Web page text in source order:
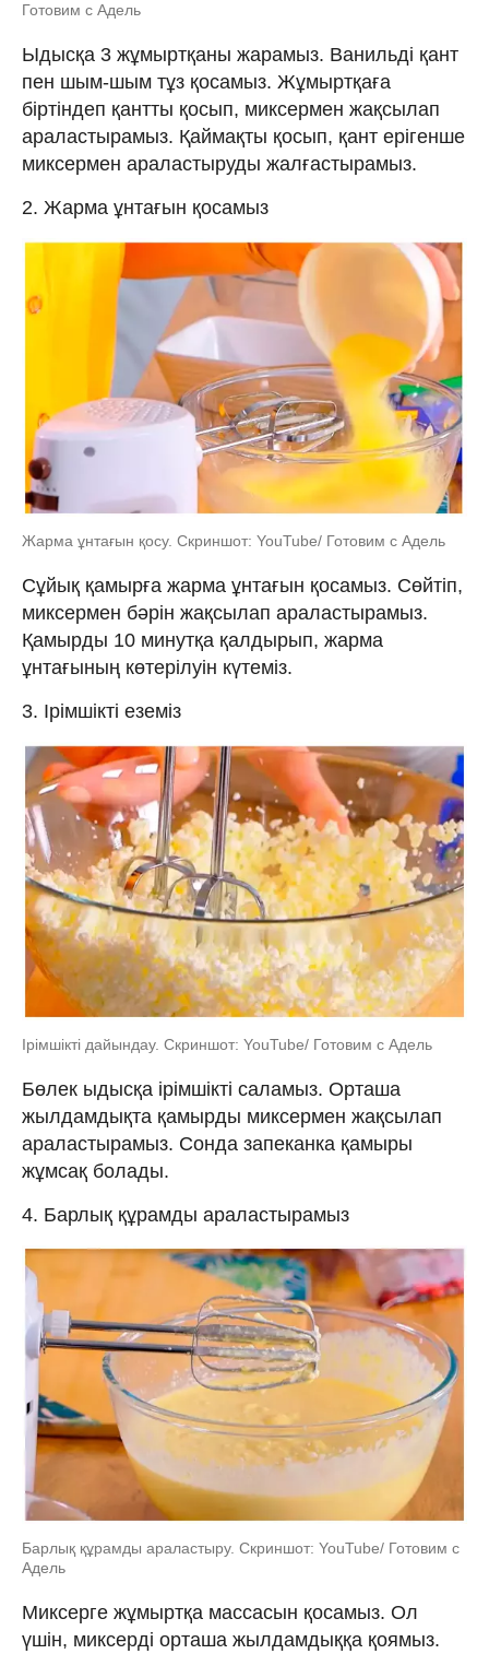
Готовим с Адель
Ыдысқа 3 жұмыртқаны жарамыз. Ванильді қант
пен шым-шым тұз қосамыз. Жұмыртқаға
біртіндеп қантты қосып, миксермен жақсылап
араластырамыз. Қаймақты қосып, қант ерігенше
миксермен араластыруды жалғастырамыз.
2. Жарма ұнтағын қосамыз
Жарма ұнтағын қосу. Скриншот: YouTube/ Готовим с Адель
Сұйық қамырға жарма ұнтағын қосамыз. Сөйтіп,
миксермен бәрін жақсылап араластырамыз.
Қамырды 10 минутқа қалдырып, жарма
ұнтағының көтерілуін күтеміз.
3. Ірімшікті еземіз
Ірімшікті дайындау. Скриншот: YouTube/ Готовим с Адель
Бөлек ыдысқа ірімшікті саламыз. Орташа
жылдамдықта қамырды миксермен жақсылап
араластырамыз. Сонда запеканка қамыры
жұмсақ болады.
4. Барлық құрамды араластырамыз
Барлық құрамды араластыру. Скриншот: YouTube/ Готовим с
Адель
Миксерге жұмыртқа массасын қосамыз. Ол
үшін, миксерді орташа жылдамдыққа қоямыз.